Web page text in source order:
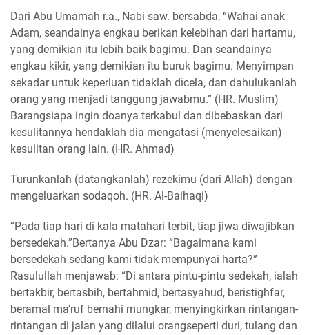
Dari Abu Umamah r.a., Nabi saw. bersabda, “Wahai anak
Adam, seandainya engkau berikan kelebihan dari hartamu,
yang demikian itu lebih baik bagimu. Dan seandainya
engkau kikir, yang demikian itu buruk bagimu. Menyimpan
sekadar untuk keperluan tidaklah dicela, dan dahulukanlah
orang yang menjadi tanggung jawabmu.” (HR. Muslim)
Barangsiapa ingin doanya terkabul dan dibebaskan dari
kesulitannya hendaklah dia mengatasi (menyelesaikan)
kesulitan orang lain. (HR. Ahmad)
Turunkanlah (datangkanlah) rezekimu (dari Allah) dengan
mengeluarkan sodaqoh. (HR. Al-Baihaqi)
“Pada tiap hari di kala matahari terbit, tiap jiwa diwajibkan
bersedekah.”Bertanya Abu Dzar: “Bagaimana kami
bersedekah sedang kami tidak mempunyai harta?”
Rasulullah menjawab: “Di antara pintu-pintu sedekah, ialah
bertakbir, bertasbih, bertahmid, bertasyahud, beristighfar,
beramal ma’ruf bernahi mungkar, menyingkirkan rintangan-
rintangan di jalan yang dilalui orangseperti duri, tulang dan